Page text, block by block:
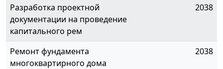
Разработка проектной
документации на проведение
капитального рем
2038
Ремонт фундамента
многоквартирного дома
2038